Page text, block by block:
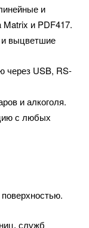
и
и PDF417.
и выцветшие
через USB, RS-
и алкоголя.
с любых
служб